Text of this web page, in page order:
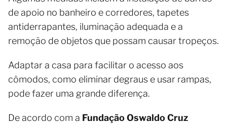
de apoio no banheiro e corredores, tapetes
antiderrapantes, iluminação adequada e a
remoção de objetos que possam causar tropeços.
Adaptar a casa para facilitar o acesso aos
cômodos, como eliminar degraus e usar rampas,
pode fazer uma grande diferença.
De acordo com a Fundação Oswaldo Cruz